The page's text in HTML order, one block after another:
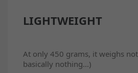
LIGHTWEIGHT
At only 450 grams, it weighs
basically nothing...)